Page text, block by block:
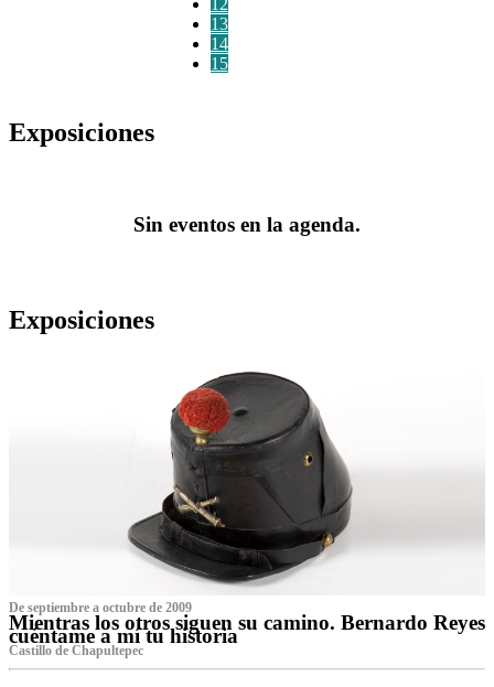
12
13
14
15
Exposiciones
Sin eventos en la agenda.
Exposiciones
De septiembre a octubre de 2009
Mientras los otros siguen su camino. Bernardo Reyes
cuéntame a mí tu historia
Castillo de Chapultepec